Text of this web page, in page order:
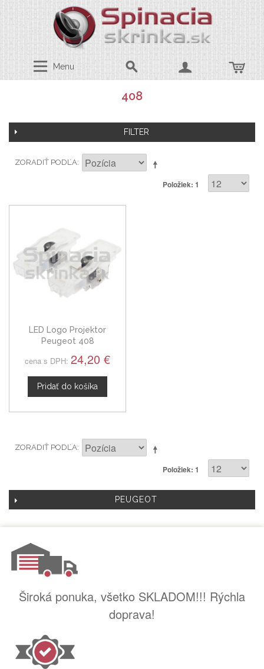
Menu
408
FILTER
ZORADIŤ PODĽA
Položiek: 1
LED Logo Projektor
Peugeot 408
cena s DPH: 24,20 €
Pridať do košíka
ZORADIŤ PODĽA
Položiek: 1
PEUGEOT
Široká ponuka, všetko SKLADOM!!! Rýchla
doprava!